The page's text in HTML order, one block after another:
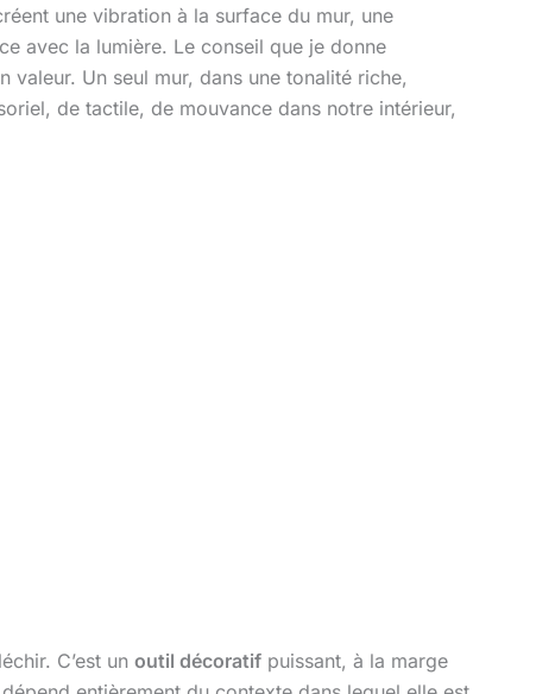
une vibration à la surface du mur, une
avec la lumière. Le conseil que je donne
Un seul mur, dans une tonalité riche,
de tactile, de mouvance dans notre intérieur,
C’est un outil décoratif puissant, à la marge